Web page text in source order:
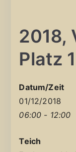
2018,
Platz
Datum/Zeit
01/12/2018
06:00 - 12:00
Teich